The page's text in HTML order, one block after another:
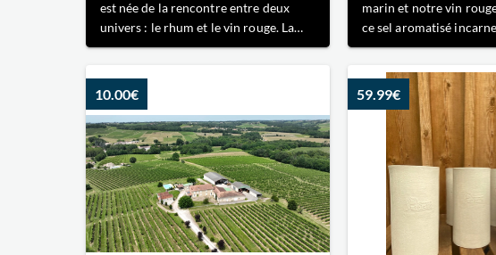
est née de la rencontre entre deux
univers : le rhum et le vin rouge. La
Rencontre incarne l’union subtile des
aromatique en fait un compagnon
idéal pour l’ap
marin et notre vin
ce sel aromatisé
parfaite entre la
d’un rubis profond, il
arômes subtils de fruits
tanins fins, typiques de
bordelais. So
10.00€ 59.99€